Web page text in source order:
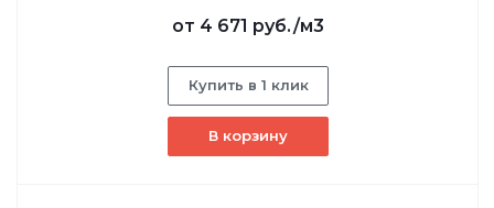
от 4 671 руб./м3
Купить в 1 клик
В корзину